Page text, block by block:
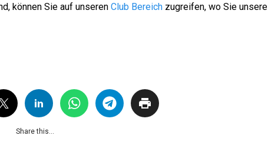
können Sie auf unserenClub Bereich zugreifen, wo Sie unsere
Share this...